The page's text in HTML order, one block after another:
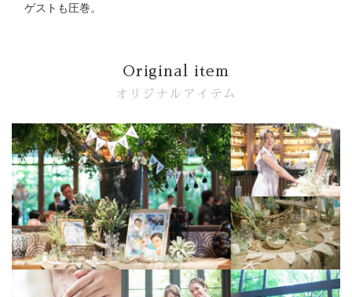
ゲストも圧巻。
Original item
オリジナルアイテム